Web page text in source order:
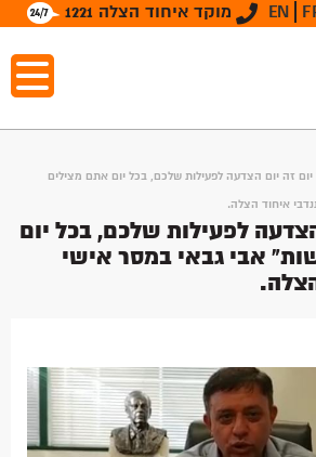
מוקד איחוד הצלה 1221 EN
יום זה יום הצדעה לפעילות שלכם, בכל יום אתם מצילים
איחוד הצלה.
לפעילות שלכם, בכל יום
אבי גבאי במסר אישי